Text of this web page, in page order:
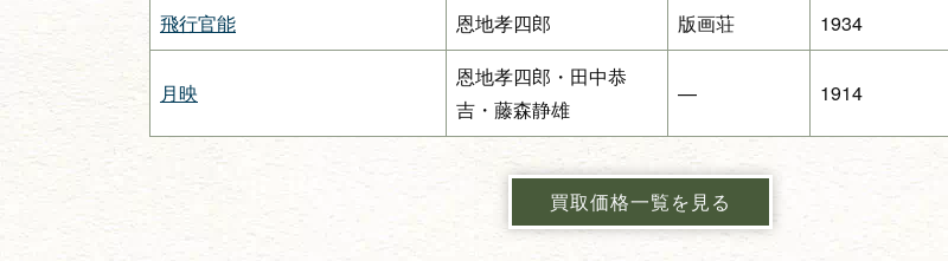
飛行官能
恩地孝四郎 版画荘 1934
月映
恩地孝四郎・田中恭
吉・藤森静雄
— 1914
買取価格一覧を見る